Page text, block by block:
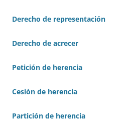
Derecho de representación
Derecho de acrecer
Petición de herencia
Cesión de herencia
Partición de herencia